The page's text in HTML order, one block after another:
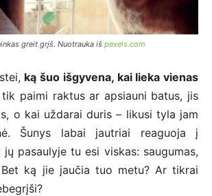
greit grįš. Nuotrauka iš pexels.com
ką šuo išgyvena, kai lieka vienas
tik paimi raktus ar apsiauni batus, jis
o kai uždarai duris – likusi tyla jam
Šunys labai jautriai reaguoja į
jų pasaulyje tu esi viskas: saugumas,
ką jie jaučia tuo metu? Ar tikrai